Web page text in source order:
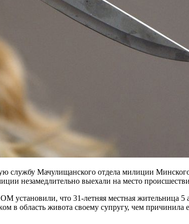
службу Мачулищанского отдела милиции
незамедлительно выехали на место
установили, что 31-летняя местная жительница 5
в область живота своему супругу, чем